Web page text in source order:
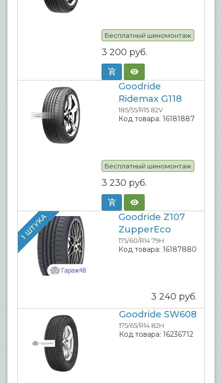
Бесплатный шиномонтаж
3 200 руб.
Goodride
Ridemax G118
185/55/R15 82V
Код товара: 16181887
Бесплатный шиномонтаж
3 230 руб.
1 ШТУКА
Goodride Z107
ZupperEco
175/60/R14 79H
Код товара: 16187880
3 240 руб.
Goodride SW608
175/65/R14 82H
Код товара: 16236712